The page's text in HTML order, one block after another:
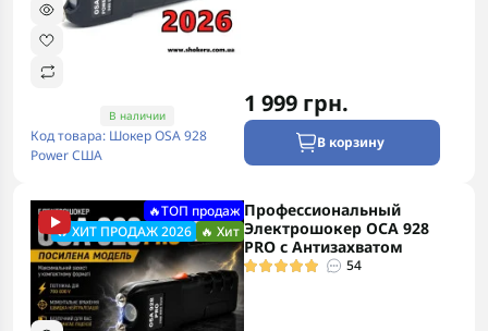
В наличии
Код товара: Шокер OSA 928
Power США
1 999 грн.
В корзину
🔥ТОП продаж
🔥 ХИТ ПРОДАЖ 2026 🔥 Хит
Профессиональный
Электрошокер ОСА 928
PRO с Антизахватом
54